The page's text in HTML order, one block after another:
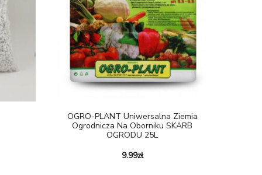
OGRO-PLANT Uniwersalna Ziemia
Ogrodnicza Na Oborniku SKARB
OGRODU 25L
9.99zł